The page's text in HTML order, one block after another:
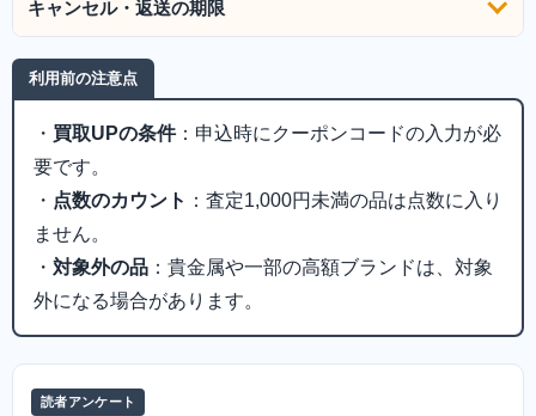
キャンセル・返送の期限
利用前の注意点
・ 買取UPの条件：申込時にクーポンコードの入力が必
要です。
・ 点数のカウント ：査定1,000円未満の品は点数に入り
ません。
・ 対象外の品 ：貴金属や一部の高額ブランドは、対象
外になる場合があります。
読者アンケート